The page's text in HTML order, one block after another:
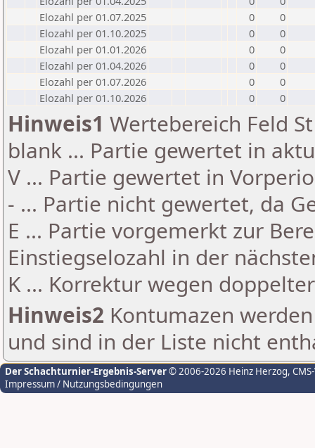
Elozahl per 01.07.2025
0
0
Elozahl per 01.10.2025
0
0
Elozahl per 01.01.2026
0
0
Elozahl per 01.04.2026
0
0
Elozahl per 01.07.2026
0
0
Elozahl per 01.10.2026
0 0
Hinweis1 Wertebereich Feld
blank ... Partie gewertet in
V ... Partie gewertet in
- ... Partie nicht gewertet, da
E ... Partie vorgemerkt zur
Einstiegselozahl in der
K ... Korrektur wegen
Hinweis2 Kontumazen
und sind in der Liste nicht
Der Schachturnier-Ergebnis-Server© 2006-2026 Heinz Herzog,
Impressum / Nutzungsbedingungen